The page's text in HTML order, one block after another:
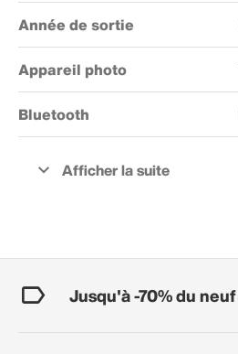
Année de sortie
Appareil photo
Bluetooth
Jusqu'à -70% du neuf